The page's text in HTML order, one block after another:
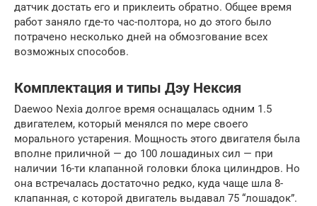
датчик достать его и приклеить обратно. Общее время
работ заняло где-то час-полтора, но до этого было
потрачено несколько дней на обмозгование всех
возможных способов.
Комплектация и типы Дэу Нексия
Daewoo Nexia долгое время оснащалась одним 1.5
двигателем, который менялся по мере своего
морального устарения. Мощность этого двигателя была
вполне приличной — до 100 лошадиных сил — при
наличии 16-ти клапанной головки блока цилиндров. Но
она встречалась достаточно редко, куда чаще шла 8-
клапанная, с которой двигатель выдавал 75 “лошадок”.